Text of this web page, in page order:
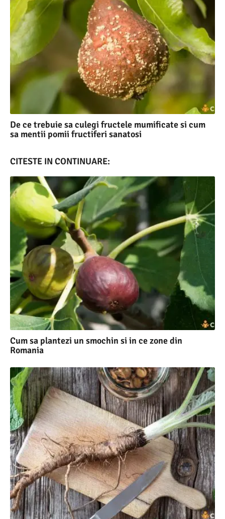
De ce trebuie sa culegi fructele mumificate si cum
sa mentii pomii fructiferi sanatosi
CITESTE IN CONTINUARE:
Cum sa plantezi un smochin si in ce zone din
Romania